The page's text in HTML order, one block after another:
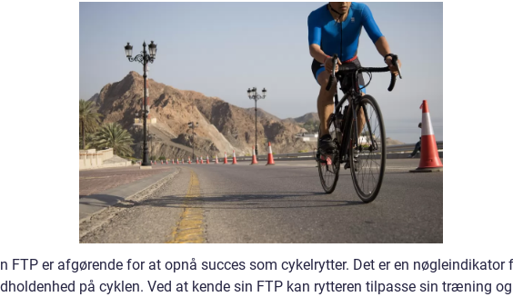
FTP er afgørende for at opnå succes som cykelrytter. Det er en nøgleindikator
på cyklen. Ved at kende sin FTP kan rytteren tilpasse sin træning og